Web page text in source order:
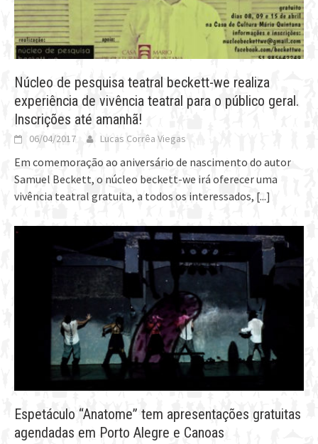
Núcleo de pesquisa teatral beckett-we realiza
experiência de vivência teatral para o público geral.
Inscrições até amanhã!
06/04/2017 Lucas Corrêa Viegas
Em comemoração ao aniversário de nascimento do autor
Samuel Beckett, o núcleo beckett-we irá oferecer uma
vivência teatral gratuita, a todos os interessados, [...]
Espetáculo “Anatome” tem apresentações gratuitas
agendadas em Porto Alegre e Canoas